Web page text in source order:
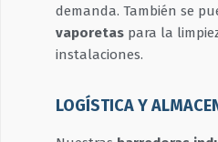
demanda. También se
vaporetas para la
instalaciones.
LOGÍSTICA Y